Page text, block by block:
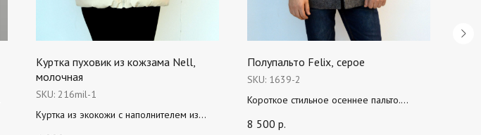
Куртка пуховик из кожзама Nell,
молочная
SKU: 216mil-1
Куртка из экокожи с наполнителем из
Полупальто Felix, серое
SKU: 1639-2
Короткое стильное осеннее пальто.
Состав 75% шарсть+25% п/э
8 500 р.